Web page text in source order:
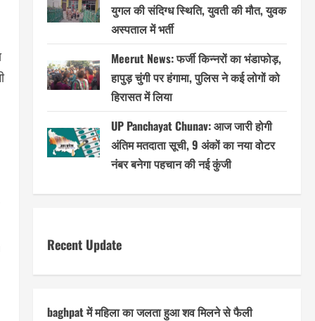
युगल की संदिग्ध स्थिति, युवती की मौत, युवक
अस्पताल में भर्ती
Meerut News: फर्जी किन्नरों का भंडाफोड़,
हापुड़ चुंगी पर हंगामा, पुलिस ने कई लोगों को
हिरासत में लिया
UP Panchayat Chunav: आज जारी होगी
अंतिम मतदाता सूची, 9 अंकों का नया वोटर
नंबर बनेगा पहचान की नई कुंजी
Recent Update
baghpat में महिला का जलता हुआ शव मिलने से फैली